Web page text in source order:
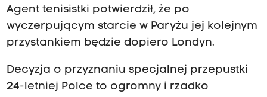
Agent tenisistki potwierdził, że po
wyczerpującym starcie w Paryżu jej kolejnym
przystankiem będzie dopiero Londyn.
Decyzja o przyznaniu specjalnej przepustki
24-letniej Polce to ogromny i rzadko